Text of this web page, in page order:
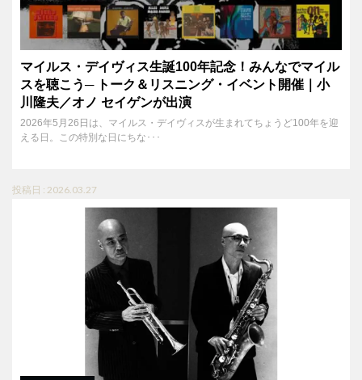
マイルス・デイヴィス生誕100年記念！みんなでマイル
スを聴こう─ トーク＆リスニング・イベント開催｜小
川隆夫／オノ セイゲンが出演
2026年5月26日は、マイルス・デイヴィスが生まれてちょうど100年を迎
える日。この特別な日にちな･･･
投稿日 : 2026.03.27